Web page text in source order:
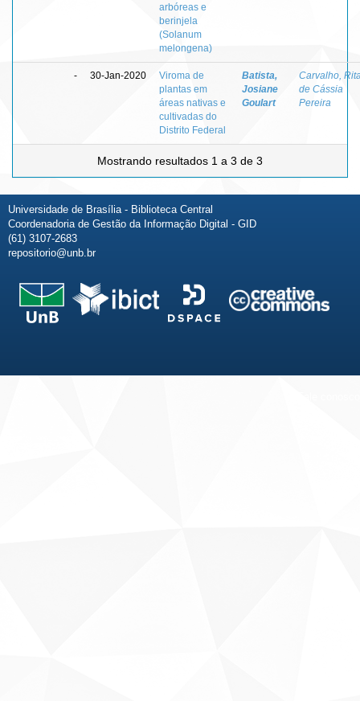
arbóreas e
berinjela
(Solanum
melongena)
- 30-Jan-2020
Viroma de
plantas em
áreas nativas e
cultivadas do
Distrito Federal
Batista,
Josiane
Goulart
Carvalho,
de Cássia
Pereira
Mostrando resultados 1 a 3 de 3
Universidade de Brasília - Biblioteca Central
Coordenadoria de Gestão da Informação Digital - GID
(61) 3107-2683
repositorio@unb.br